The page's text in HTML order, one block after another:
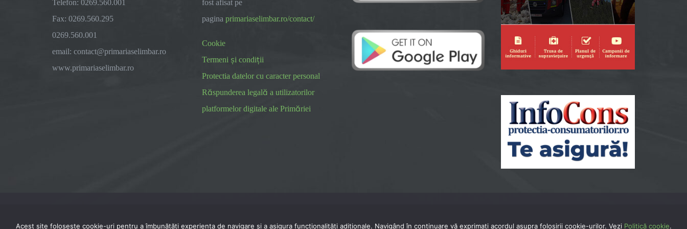
Telefon: 0269.560.001
Fax: 0269.560.295
0269.560.001
email: contact@primariaselimbar.ro
www.primariaselimbar.ro
fost afisat pe
pagina primariaselimbar.ro/contact/
Cookie
Termeni și condiții
Protectia datelor cu caracter personal
Răspunderea legală a utilizatorilor
platformelor digitale ale Primăriei
Acest site folosește cookie-uri pentru a îmbunătăți experiența de navigare și a asigura funcționalițăți adiționale. Navigând în continuare vă exprimaţi acordul asupra folosirii cookie-urilor. Vezi Politică cookie.